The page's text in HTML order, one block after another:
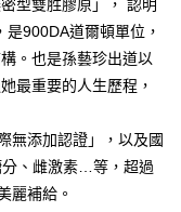
稱本公司）所提供，讓
商店將買賣／分期付款
的，商店將以您的個人
項蒐集、處理及利用，
對及更正。
您需要取消訂單，請聯絡
有效，需透過AFTEE先享
聯繫「AFTEE先享後付
support/home
先享後付」服務完成之交
易相關給付款項請求債
型雙胜膠原」， 認明
是900DA道爾頓單位，
。也是孫藝珍出道以
最重要的人生歷程，
無添加認證」，以及國
分、雌激素…等，超過
麗補給。